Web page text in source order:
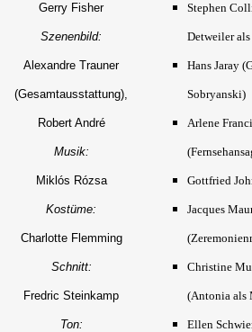
Gerry Fisher
Szenenbild:
Alexandre Trauner
(Gesamtausstattung),
Robert André
Musik:
Miklós Rózsa
Kostüme:
Charlotte Flemming
Schnitt:
Fredric Steinkamp
Ton:
Stephen
Detweiler
Hans Jaray
Sobryanski)
Arlene
Gottfried
Jacques
Christine
(Antonia als
Ellen